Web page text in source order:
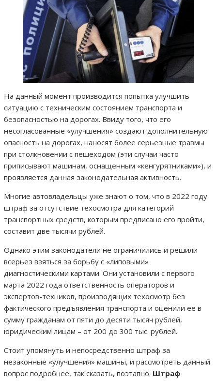
На данный момент производится попытка улучшить
ситуацию с техническим состоянием транспорта и
безопасностью на дорогах. Ввиду того, что его
несогласованные «улучшения» создают дополнительную
опасность на дорогах, наносят более серьезные травмы
при столкновении с пешеходом (эти случаи часто
приписывают машинам, оснащенным «кенгурятниками»), и
проявляется данная законодательная активность.
Многие автовладельцы уже знают о том, что в 2022 году
штраф за отсутствие техосмотра для категорий
транспортных средств, которым предписано его пройти,
составит две тысячи рублей.
Однако этим законодатели не ограничились и решили
всерьез взяться за борьбу с «липовыми»
диагностическими картами. Они установили с первого
марта 2022 года ответственность операторов и
экспертов-техников, производящих техосмотр без
фактического предъявления транспорта и оценили ее в
сумму гражданам от пяти до десяти тысяч рублей,
юридическим лицам – от 200 до 300 тыс. рублей.
Стоит упомянуть и непосредственно штраф за
незаконные «улучшения» машины, и рассмотреть данный
вопрос подробнее, так сказать, поэтапно. Штраф